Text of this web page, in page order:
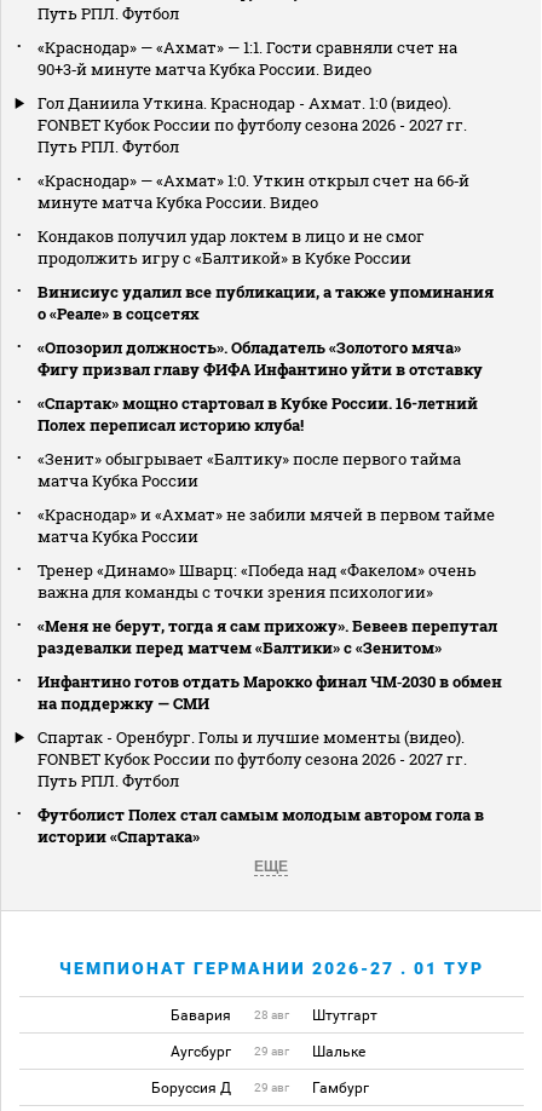
Путь РПЛ. Футбол
«Краснодар» — «Ахмат» — 1:1. Гости сравняли счет на
90+3‑й минуте матча Кубка России. Видео
Гол Даниила Уткина. Краснодар - Ахмат. 1:0 (видео).
FONBET Кубок России по футболу сезона 2026 - 2027 гг.
Путь РПЛ. Футбол
«Краснодар» — «Ахмат» 1:0. Уткин открыл счет на 66‑й
минуте матча Кубка России. Видео
Кондаков получил удар локтем в лицо и не смог
продолжить игру с «Балтикой» в Кубке России
Винисиус удалил все публикации, а также упоминания
о «Реале» в соцсетях
«Опозорил должность». Обладатель «Золотого мяча»
Фигу призвал главу ФИФА Инфантино уйти в отставку
«Спартак» мощно стартовал в Кубке России. 16-летний
Полех переписал историю клуба!
«Зенит» обыгрывает «Балтику» после первого тайма
матча Кубка России
«Краснодар» и «Ахмат» не забили мячей в первом тайме
матча Кубка России
Тренер «Динамо» Шварц: «Победа над «Факелом» очень
важна для команды с точки зрения психологии»
«Меня не берут, тогда я сам прихожу». Бевеев перепутал
раздевалки перед матчем «Балтики» с «Зенитом»
Инфантино готов отдать Марокко финал ЧМ‑2030 в обмен
на поддержку — СМИ
Спартак - Оренбург. Голы и лучшие моменты (видео).
FONBET Кубок России по футболу сезона 2026 - 2027 гг.
Путь РПЛ. Футбол
Футболист Полех стал самым молодым автором гола в
истории «Спартака»
ЕЩЕ
ЧЕМПИОНАТ ГЕРМАНИИ 2026-27 . 01 ТУР
Бавария 28 авг Штутгарт
Аугсбург 29 авг Шальке
Боруссия Д 29 авг Гамбург